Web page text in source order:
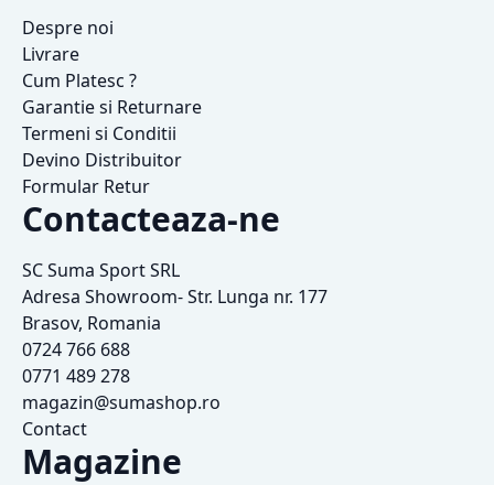
Despre noi
Livrare
Cum Platesc ?
Garantie si Returnare
Termeni si Conditii
Devino Distribuitor
Formular Retur
Contacteaza-ne
SC Suma Sport SRL
Adresa Showroom- Str. Lunga nr. 177
Brasov, Romania
0724 766 688
0771 489 278
magazin@sumashop.ro
Contact
Magazine